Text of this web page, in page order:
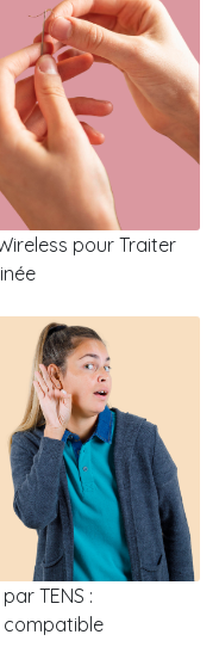
pour Traiter
TENS :
compatible